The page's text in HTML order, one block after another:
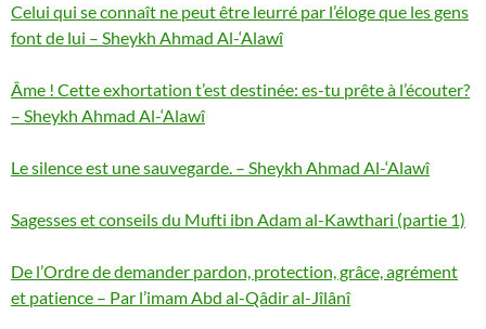
Celui qui se connaît ne peut être leurré par l’éloge que les gens
font de lui – Sheykh Ahmad Al-‘Alawî
Âme ! Cette exhortation t’est destinée: es-tu prête à l’écouter?
– Sheykh Ahmad Al-‘Alawî
Le silence est une sauvegarde. – Sheykh Ahmad Al-‘Alawî
Sagesses et conseils du Mufti ibn Adam al-Kawthari (partie 1)
De l’Ordre de demander pardon, protection, grâce, agrément
et patience – Par l’imam Abd al-Qâdir al-Jîlânî